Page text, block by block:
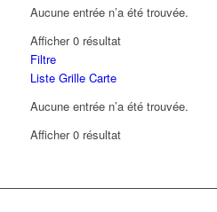
Aucune entrée n’a été trouvée.
Afficher 0 résultat
Filtre
Liste Grille Carte
Aucune entrée n’a été trouvée.
Afficher 0 résultat